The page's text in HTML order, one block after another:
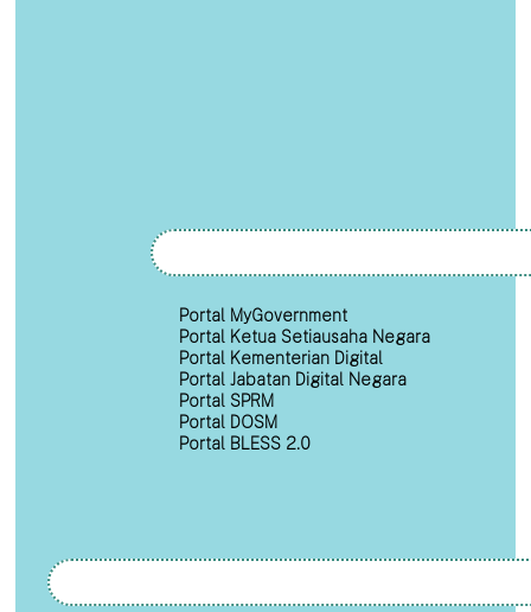
Portal MyGovernment
Portal Ketua Setiausaha Negara
Portal Kementerian Digital
Portal Jabatan Digital Negara
Portal SPRM
Portal DOSM
Portal BLESS 2.0